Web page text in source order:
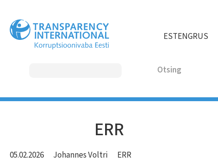
edasi
põhisisu
juurde
ESTENGRUS
NAVIGATION
ERR
05.02.2026 Johannes Voltri ERR